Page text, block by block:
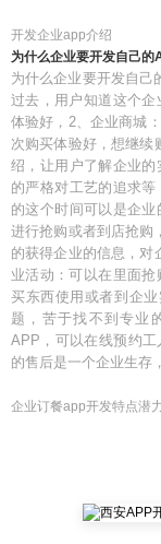
开发企业app介绍
为什么企业要开发自己的
为什么企业要开发自己
过去，用户知道这个
体验好，2、企业商城
次购买体验好，想继续
绍，让用户了解企业
的严格对工艺的追求
的这个时间可以是企
进行抢购或者到店抢购
的获得企业的信息，对
业活动：可以在里面
买东西使用或者到企
题，苦于找不到专业
APP，可以在线预约
的售后是一个企业生存
企业订餐app开发特点潜